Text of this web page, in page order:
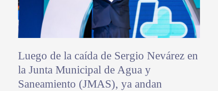
Luego de la caída de Sergio Nevárez en
la Junta Municipal de Agua y
Saneamiento (JMAS), ya andan